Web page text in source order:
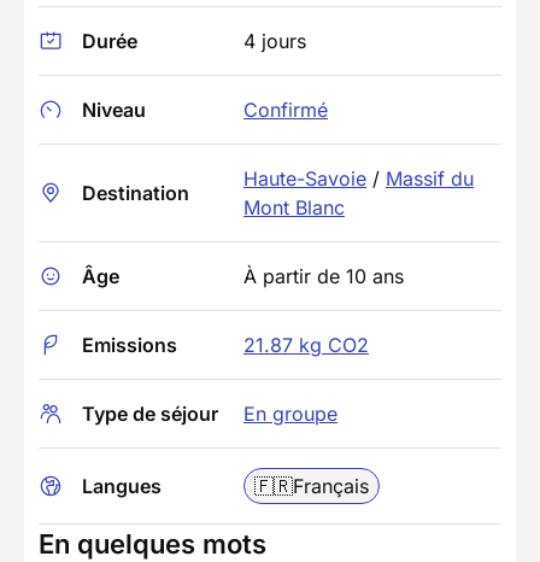
Durée 4 jours
Niveau Confirmé
Destination
Haute-Savoie / Massif du
Mont Blanc
Âge À partir de 10 ans
Emissions 21.87 kg CO2
Type de séjour En groupe
Langues 🇫🇷Français
En quelques mots